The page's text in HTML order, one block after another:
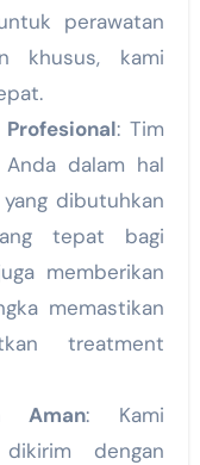
perawatan
khusus, kami
: Tim
dalam hal
dibutuhkan
tepat bagi
memberikan
memastikan
treatment
Aman: Kami
dengan